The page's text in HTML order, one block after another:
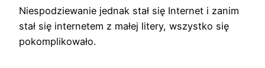
Niespodziewanie jednak stał się Internet i zanim
stał się internetem z małej litery, wszystko się
pokomplikowało.